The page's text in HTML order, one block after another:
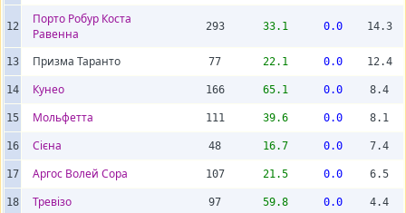
12
Порто Робур Коста
Равенна
293 33.1 0.0 14.3
13 Призма Таранто 77 22.1 0.0 12.4
14 Кунео 166 65.1 0.0 8.4
15 Мольфетта 111 39.6 0.0 8.1
16 Сієна 48 16.7 0.0 7.4
17 Аргос Волей Сора 107 21.5 0.0 6.5
18 Тревізо 97 59.8 0.0 4.4